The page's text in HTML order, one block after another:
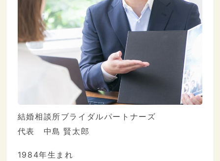
結婚相談所ブライダルパートナーズ
代表 中島 賢太郎
1984年生まれ